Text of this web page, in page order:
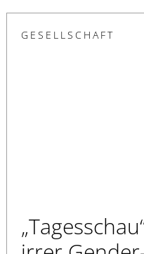
GESELLSCHAFT